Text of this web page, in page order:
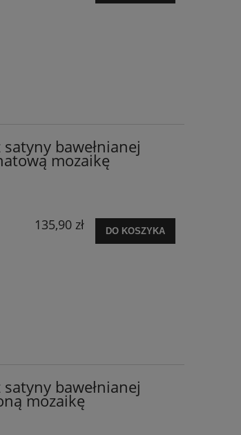
bawełnianej
mozaikę
135,90 zł DO KOSZYKA
bawełnianej
mozaikę